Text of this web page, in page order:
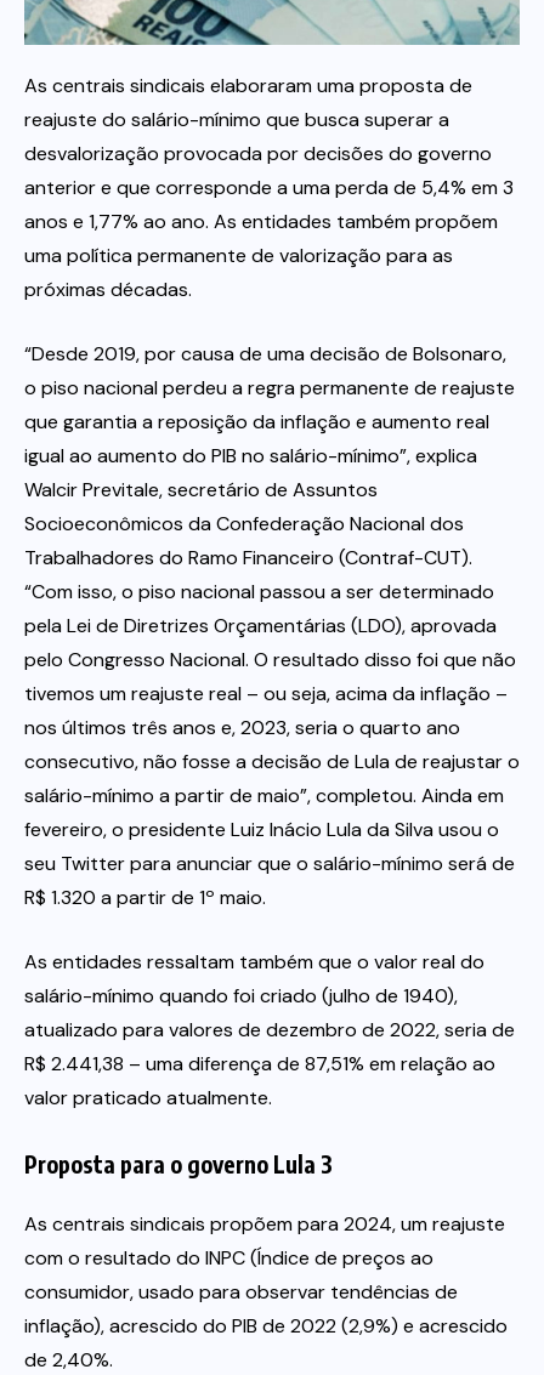
Financeiras e Cooperativas
As centrais sindicais elaboraram uma proposta de
reajuste do salário-mínimo que busca superar a
desvalorização provocada por decisões do governo
anterior e que corresponde a uma perda de 5,4% em 3
anos e 1,77% ao ano. As entidades também propõem
uma política permanente de valorização para as
próximas décadas.
“Desde 2019, por causa de uma decisão de Bolsonaro,
o piso nacional perdeu a regra permanente de reajuste
que garantia a reposição da inflação e aumento real
igual ao aumento do PIB no salário-mínimo”, explica
Walcir Previtale, secretário de Assuntos
Socioeconômicos da Confederação Nacional dos
Trabalhadores do Ramo Financeiro (Contraf-CUT).
“Com isso, o piso nacional passou a ser determinado
pela Lei de Diretrizes Orçamentárias (LDO), aprovada
pelo Congresso Nacional. O resultado disso foi que não
tivemos um reajuste real – ou seja, acima da inflação –
nos últimos três anos e, 2023, seria o quarto ano
consecutivo, não fosse a decisão de Lula de reajustar o
salário-mínimo a partir de maio”, completou. Ainda em
fevereiro, o presidente Luiz Inácio Lula da Silva usou o
seu Twitter para anunciar que o salário-mínimo será de
R$ 1.320 a partir de 1º maio.
As entidades ressaltam também que o valor real do
salário-mínimo quando foi criado (julho de 1940),
atualizado para valores de dezembro de 2022, seria de
R$ 2.441,38 – uma diferença de 87,51% em relação ao
valor praticado atualmente.
Proposta para o governo Lula 3
As centrais sindicais propõem para 2024, um reajuste
com o resultado do INPC (Índice de preços ao
consumidor, usado para observar tendências de
inflação), acrescido do PIB de 2022 (2,9%) e acrescido
de 2,40%.